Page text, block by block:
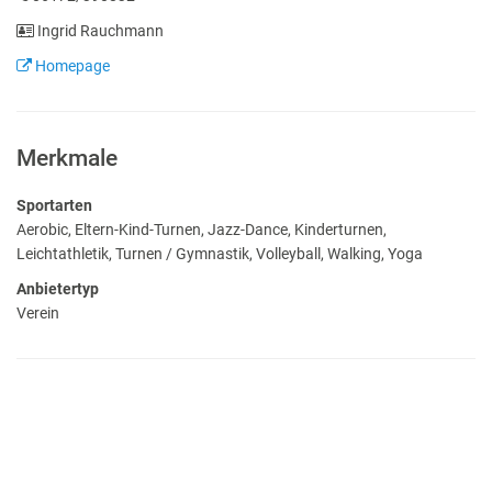
Ingrid Rauchmann
Homepage
Merkmale
Sportarten
Aerobic, Eltern-Kind-Turnen, Jazz-Dance, Kinderturnen,
Leichtathletik, Turnen / Gymnastik, Volleyball, Walking, Yoga
Anbietertyp
Verein